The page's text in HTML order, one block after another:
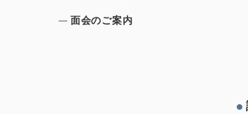
⾯会のご案内